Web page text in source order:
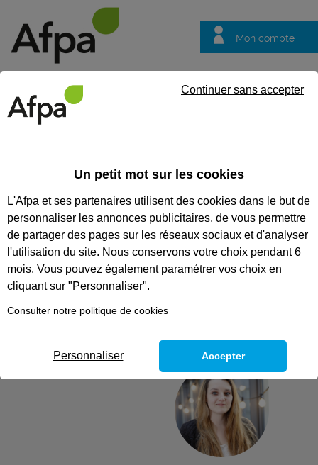
Mon compte
questions
Témoignage
Anaïs Perrault,
lauréate des
Trophées Métiers
pour ELLES 2025
Un petit mot sur les cookies
L'Afpa et ses partenaires utilisent des cookies dans le but de
personnaliser les annonces publicitaires, de vous permettre
de partager des pages sur les réseaux sociaux et d'analyser
l'utilisation du site. Nous conservons votre choix pendant 6
mois. Vous pouvez également paramétrer vos choix en
cliquant sur "Personnaliser".
Consulter notre politique de cookies
Continuer sans accepter
Personnaliser Accepter